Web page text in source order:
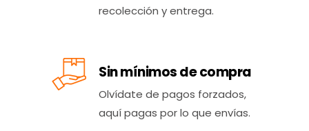
recolección y entrega.
Sin mínimos de compra
Olvídate de pagos forzados,
aquí pagas por lo que envías.